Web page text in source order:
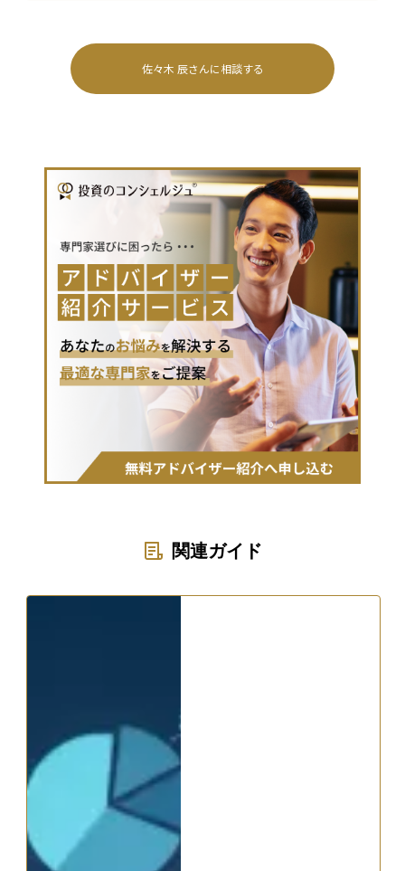
佐々木 辰さんに相談する
関連ガイド